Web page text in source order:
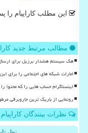
این مطلب کاراپیام را
مطالب مرتبط جدید
هک سیستم هشدار برزیل برای
امارات شبکه های اجتماعی را برای
اینستاگرام حساب هایی را که محتوا
رونمایی از باریک ترین جاروبرقی
نظرات بینندگان